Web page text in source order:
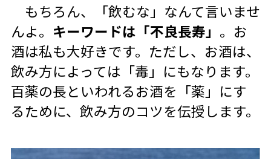
もちろん、「飲むな」なんて言いませ
んよ。 キーワードは「不良長寿」 。お
酒は私も大好きです。ただし、お酒は、
飲み方によっては「毒」にもなります。
百薬の長といわれるお酒を「薬」にす
るために、飲み方のコツを伝授します。